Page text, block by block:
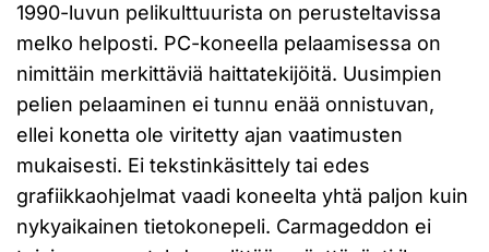
1990-luvun pelikulttuurista on perusteltavissa
melko helposti. PC-koneella pelaamisessa on
nimittäin merkittäviä haittatekijöitä. Uusimpien
pelien pelaaminen ei tunnu enää onnistuvan,
ellei konetta ole viritetty ajan vaatimusten
mukaisesti. Ei tekstinkäsittely tai edes
grafiikkaohjelmat vaadi koneelta yhtä paljon kuin
nykyaikainen tietokonepeli. Carmageddon ei